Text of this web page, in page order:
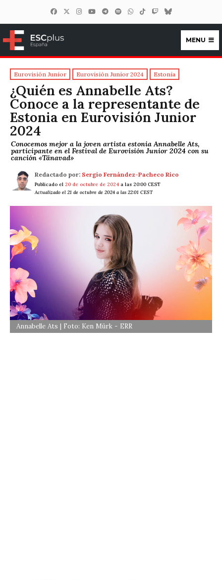
ESCplus España
MENU
Eurovisión Junior Eurovisión Junior 2024 Estonia
¿Quién es Annabelle Ats?
Conoce a la representante de
Estonia en Eurovisión Junior
2024
Conocemos mejor a la joven artista estonia Annabelle Ats,
participante en el Festival de Eurovisión Junior 2024 con su
canción «Tänavad»
Redactado por: Sergio Fernández-Pacheco Rico
Publicado el 20 de octubre de 2024 a las 20:00 CEST
Actualizado el 21 de octubre de 2024 a las 22:01 CEST
Annabelle Ats | Foto: Ken Mürk - ERR